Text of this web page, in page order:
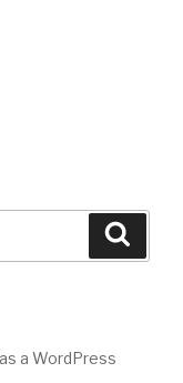
a WordPress